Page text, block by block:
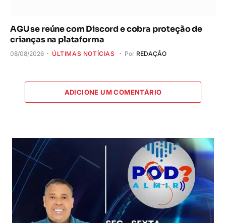
AGU se reúne com Discord e cobra proteção de
crianças na plataforma
08/08/2026 ÚLTIMAS NOTÍCIAS Por REDAÇÃO
ADICIONE UM COMENTÁRIO